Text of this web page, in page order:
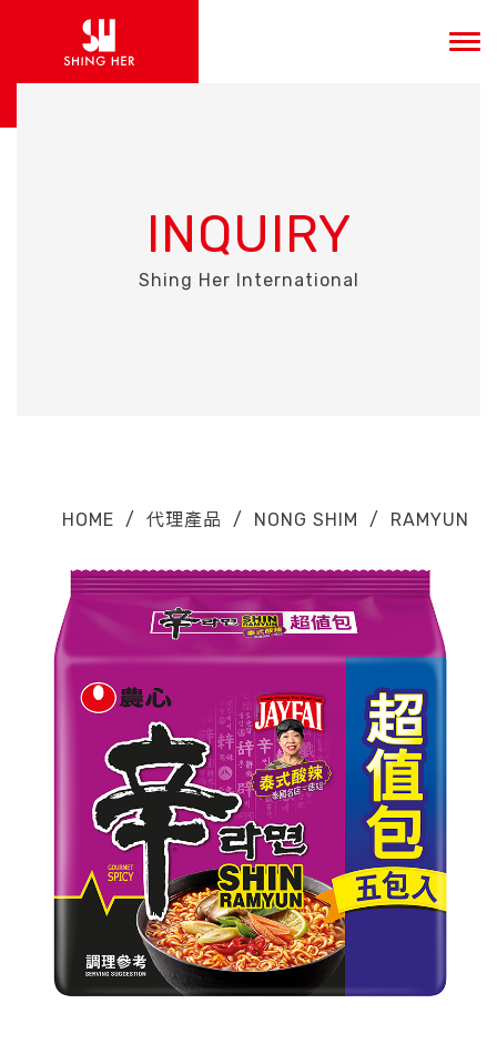
INQUIRY
Shing Her International
HOME / 代理產品 / NONG SHIM / RAMYUN